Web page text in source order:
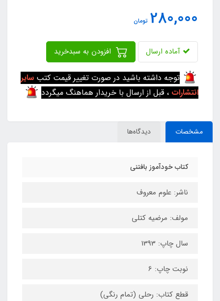
280,000 تومان
آماده ارسال
توجه داشته باشید در صورت تغییر قیمت کتب سایر
انتشارات ، قبل از ارسال با خریدار هماهنگ میگردد
مشخصات دیدگاه‌ها
کتاب خودآموز بافتنی
ناشر: علوم معروف
مولف: مرضیه کتلی
سال چاپ: 1393
نوبت چاپ: 6
قطع کتاب: رحلی (تمام رنگی)